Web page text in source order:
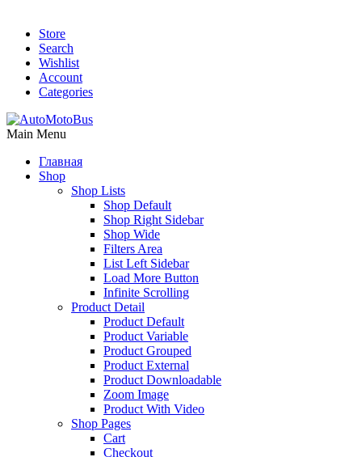
Store
Search
Wishlist
Account
Categories
Main Menu
Главная
Shop
Shop Lists
Shop Default
Shop Right Sidebar
Shop Wide
Filters Area
List Left Sidebar
Load More Button
Infinite Scrolling
Product Detail
Product Default
Product Variable
Product Grouped
Product External
Product Downloadable
Zoom Image
Product With Video
Shop Pages
Cart
Checkout